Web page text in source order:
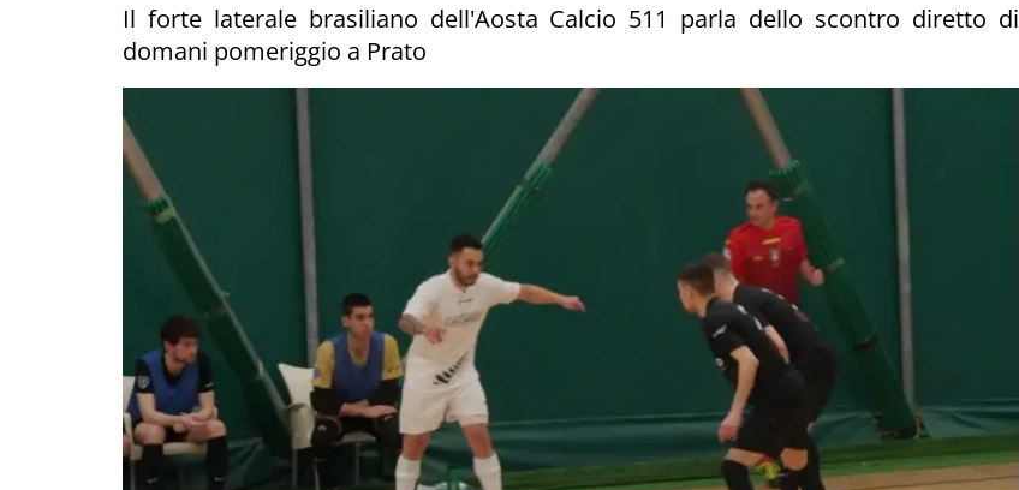
Il forte laterale brasiliano dell'Aosta Calcio 511 parla dello scontro diretto di
domani pomeriggio a Prato